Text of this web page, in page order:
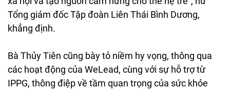
Tổng giám đốc Tập đoàn Liên Thái Bình Dương,
khẳng định.
Bà Thủy Tiên cũng bày tỏ niềm hy vọng, thông qua
các hoạt động của WeLead, cùng với sự hỗ trợ từ
IPPG, thông điệp về tầm quan trọng của sức khỏe